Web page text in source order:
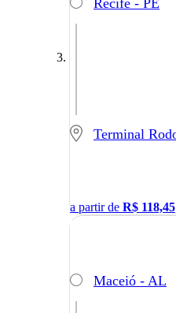
Recife - PE
a partir de R$ 118,45
Maceió - AL